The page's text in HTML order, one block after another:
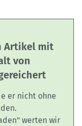
Artikel mit
von
er nicht ohne
werten wir